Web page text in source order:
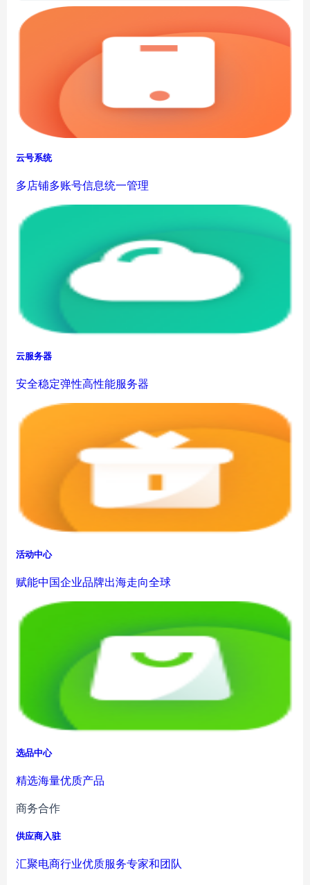
云号系统
多店铺多账号信息统一管理
云服务器
安全稳定弹性高性能服务器
活动中心
赋能中国企业品牌出海走向全球
选品中心
精选海量优质产品
商务合作
供应商入驻
汇聚电商行业优质服务专家和团队